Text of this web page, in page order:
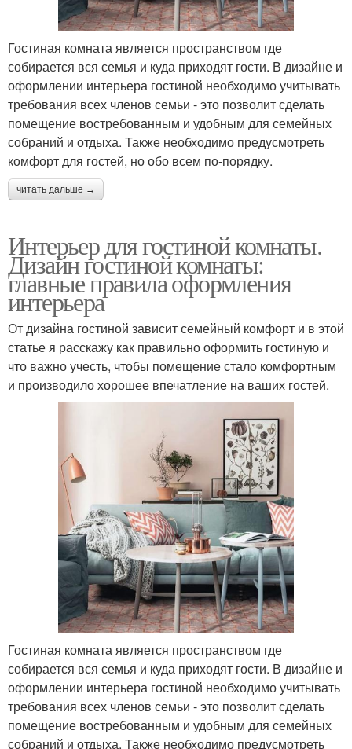
Гостиная комната является пространством где
собирается вся семья и куда приходят гости. В дизайне и
оформлении интерьера гостиной необходимо учитывать
требования всех членов семьи - это позволит сделать
помещение востребованным и удобным для семейных
собраний и отдыха. Также необходимо предусмотреть
комфорт для гостей, но обо всем по-порядку.
читать дальше →
Интерьер для гостиной комнаты.
Дизайн гостиной комнаты:
главные правила оформления
интерьера
От дизайна гостиной зависит семейный комфорт и в этой
статье я расскажу как правильно оформить гостиную и
что важно учесть, чтобы помещение стало комфортным
и производило хорошее впечатление на ваших гостей.
Гостиная комната является пространством где
собирается вся семья и куда приходят гости. В дизайне и
оформлении интерьера гостиной необходимо учитывать
требования всех членов семьи - это позволит сделать
помещение востребованным и удобным для семейных
собраний и отдыха. Также необходимо предусмотреть